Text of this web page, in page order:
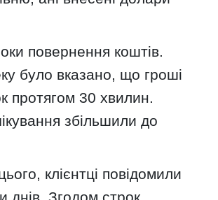
повернення коштів.
було вказано, що гроші
протягом 30 хвилин.
збільшили до
клієнтці повідомили